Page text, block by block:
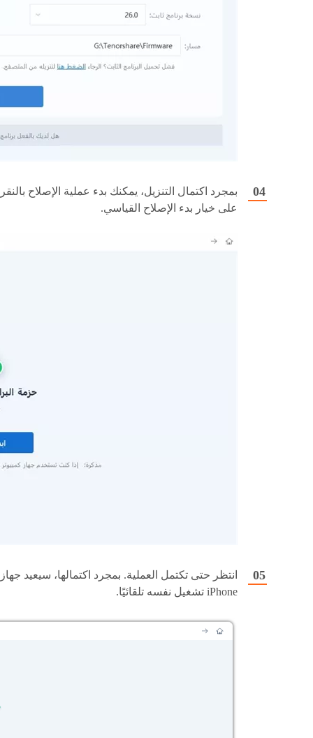
بمجرد اكتمال التنزيل، يمكنك بدء عملية الإصلاح بالنقر
على خيار بدء الإصلاح القياسي.
انتظر حتى تكتمل العملية. بمجرد اكتمالها، سيعيد جهاز
iPhone تشغيل نفسه تلقائيًا.